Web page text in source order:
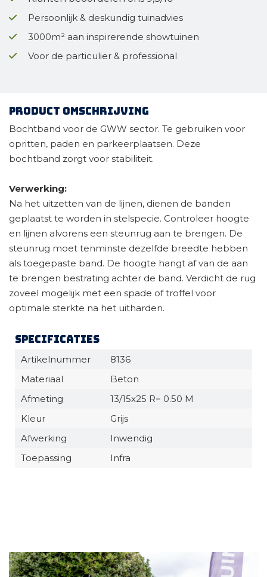
Persoonlijk & deskundig tuinadvies
3000m² aan inspirerende showtuinen
Voor de particulier & professional
Product omschrijving
Bochtband voor de GWW sector. Te gebruiken voor
opritten, paden en parkeerplaatsen. Deze
bochtband zorgt voor stabiliteit.
Verwerking:
Na het uitzetten van de lijnen, dienen de banden
geplaatst te worden in stelspecie. Controleer hoogte
en lijnen alvorens een steunrug aan te brengen. De
steunrug moet tenminste dezelfde breedte hebben
als toegepaste band. De hoogte hangt af van de aan
te brengen bestrating achter de band. Verdicht de rug
zoveel mogelijk met een spade of troffel voor
optimale sterkte na het uitharden.
Specificaties
Artikelnummer
8136
Materiaal
Beton
Afmeting
13/15x25 R= 0.50 M
Kleur
Grijs
Afwerking
Inwendig
Toepassing
Infra